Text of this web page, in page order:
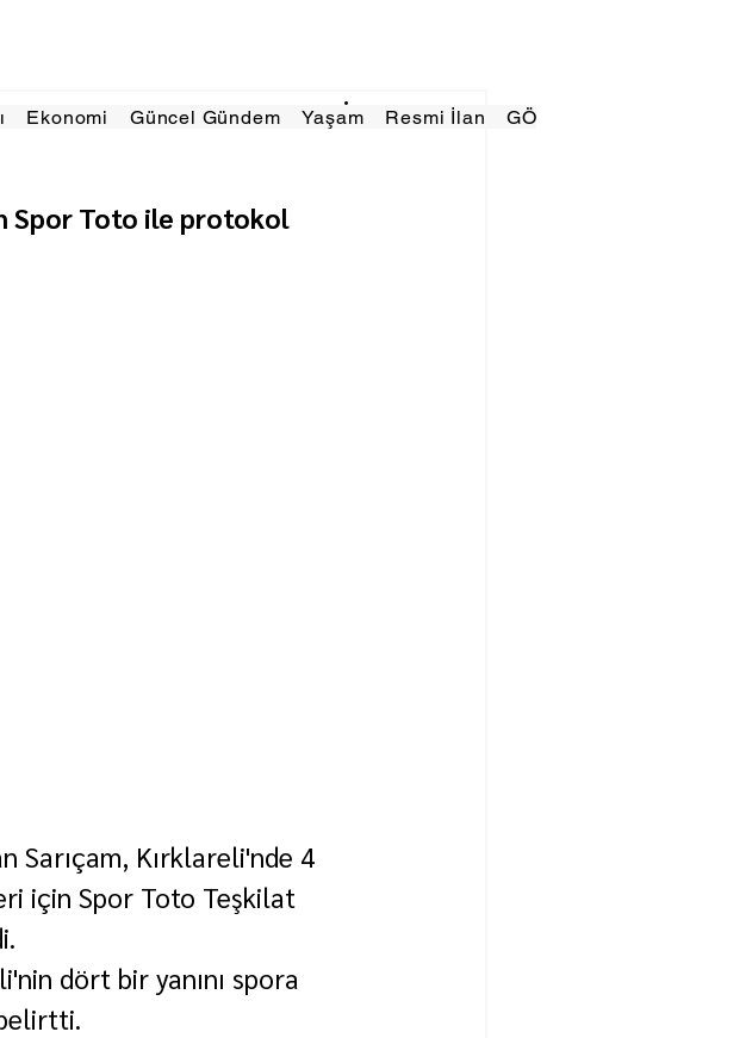
Ekonomi Güncel Gündem Yaşam Resmi İlan GÖRÜNÜMTV
Spor Toto ile protokol
Sarıçam, Kırklareli'nde 4
için Spor Toto Teşkilat
dört bir yanını spora